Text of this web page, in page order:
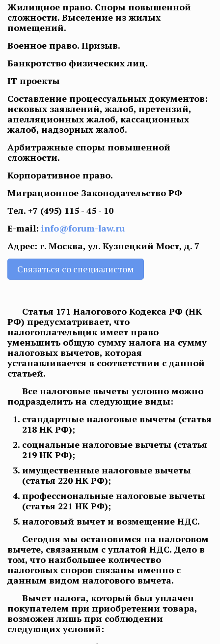
Жилищное право. Споры повышенной
сложности. Выселение из жилых
помещений.
Военное право. Призыв.
Банкротство физических лиц.
IT проекты
Составление процессуальных документов:
исковых заявлений, жалоб, претензий,
апелляционных жалоб, кассационных
жалоб, надзорных жалоб.
Арбитражные споры повышенной
сложности.
Корпоративное право.
Миграционное Законодательство РФ
Тел. +7 (495) 115 - 45 - 10
E-mail: info@forum-law.ru
Адрес: г. Москва, ул. Кузнецкий Мост, д. 7
Связаться со специалистом
Статья 171 Налогового Кодекса РФ (НК
РФ) предусматривает, что
налогоплательщик имеет право
уменьшить общую сумму налога на сумму
налоговых вычетов, которая
устанавливается в соответствии с данной
статьей.
Все налоговые вычеты условно можно
подразделить на следующие виды:
стандартные налоговые вычеты (статья
218 НК РФ);
социальные налоговые вычеты (статья
219 НК РФ);
имущественные налоговые вычеты
(статья 220 НК РФ);
профессиональные налоговые вычеты
(статья 221 НК РФ);
налоговый вычет и возмещение НДС.
Сегодня мы остановимся на налоговом
вычете, связанным с уплатой НДС. Дело в
том, что наибольшее количество
налоговых споров связаны именно с
данным видом налогового вычета.
Вычет налога, который был уплачен
покупателем при приобретении товара,
возможен лишь при соблюдении
следующих условий: